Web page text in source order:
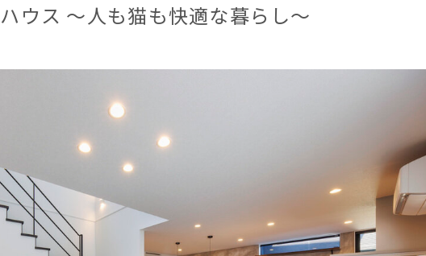
ウス 〜人も猫も快適な暮らし～